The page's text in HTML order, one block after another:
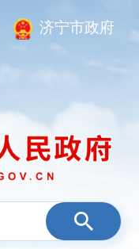
济宁市政府